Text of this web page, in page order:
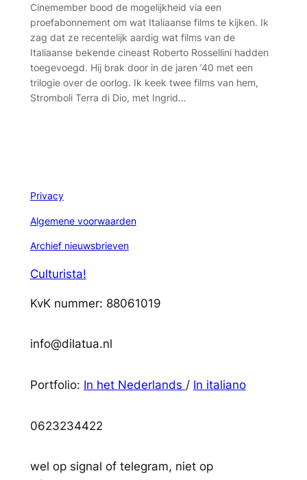
Cinemember bood de mogelijkheid via een
proefabonnement om wat Italiaanse films te kijken. Ik
zag dat ze recentelijk aardig wat films van de
Italiaanse bekende cineast Roberto Rossellini hadden
toegevoegd. Hij brak door in de jaren ’40 met een
trilogie over de oorlog. Ik keek twee films van hem,
Stromboli Terra di Dio, met Ingrid…
Privacy
Algemene voorwaarden
Archief nieuwsbrieven
Culturista!
KvK nummer: 88061019
info@dilatua.nl
Portfolio: In het Nederlands / In italiano
0623234422
wel op signal of telegram, niet op